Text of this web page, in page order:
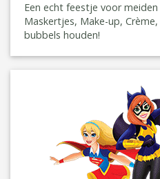
Een echt feestje voor
Maskertjes, Make-up,
bubbels houden!